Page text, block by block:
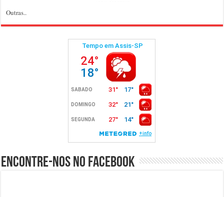
Outras..
Encontre-nos no Facebook